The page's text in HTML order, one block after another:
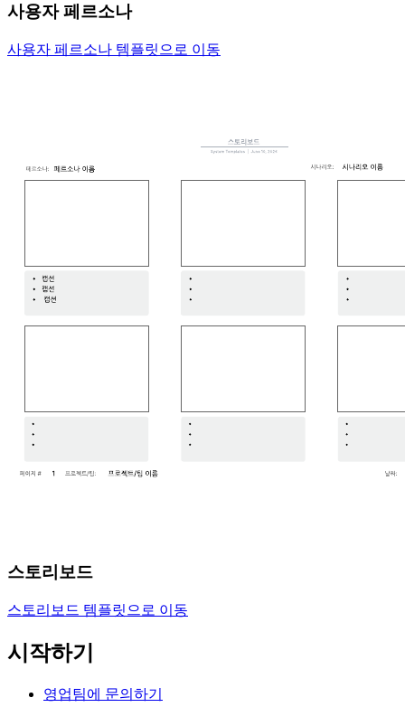
사용자 페르소나
사용자 페르소나 템플릿으로 이동
스토리보드
스토리보드 템플릿으로 이동
시작하기
영업팀에 문의하기